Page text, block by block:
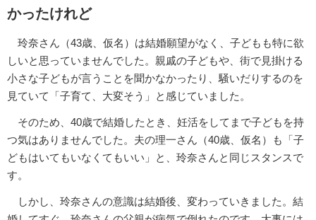
かったけれど
玲奈さん（43歳、仮名）は結婚願望がなく、子どもも特に欲
しいと思っていませんでした。親戚の子どもや、街で見掛ける
小さな子どもが言うことを聞かなかったり、騒いだりするのを
見ていて「子育て、大変そう」と感じていました。
そのため、40歳で結婚したとき、妊活をしてまで子どもを持
つ気はありませんでした。夫の理一さん（40歳、仮名）も「子
どもはいてもいなくてもいい」と、玲奈さんと同じスタンスで
す。
しかし、玲奈さんの意識は結婚後、変わっていきました。結